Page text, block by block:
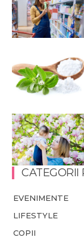
CATEGORII
EVENIMENTE
LIFESTYLE
COPII